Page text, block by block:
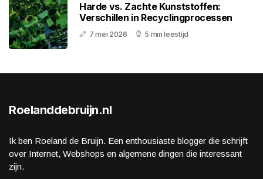
Harde vs. Zachte Kunststoffen:
Verschillen in Recyclingprocessen
7 mei 2026 5 min leestijd
Roelanddebruijn.nl
Ik ben Roeland de Bruijn. Een enthousiaste blogger die schrijft
over Internet, Webshops en algemene dingen die interessant
zijn.